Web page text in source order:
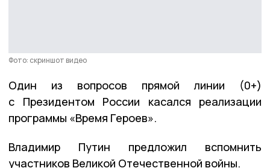
Фото: скриншот видео
Один из вопросов прямой линии (0+)
с Президентом России касался реализации
программы «Время Героев».
Владимир Путин предложил вспомнить
участников Великой Отечественной войны.